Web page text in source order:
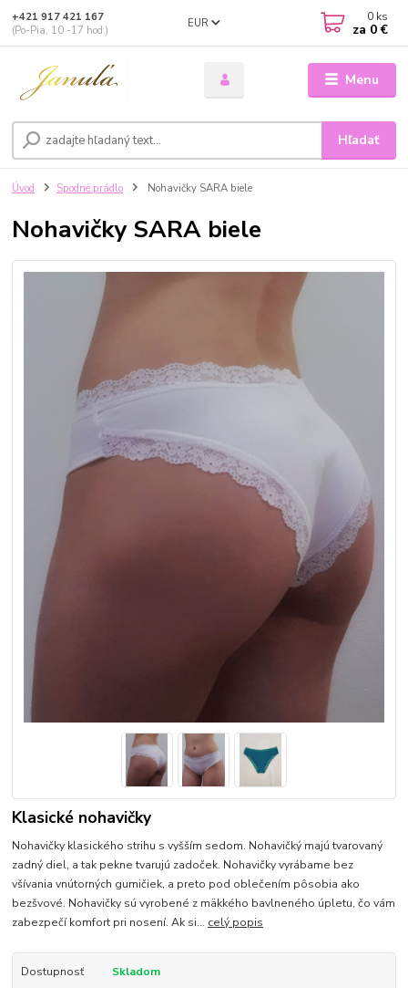
Menu
EUR
Hľadať
+421 917 421 167
(Po-Pia, 10 -17 hod.)
0 ks
za 0 €
Úvod Spodné prádlo Nohavičky SARA biele
Nohavičky SARA biele
Klasické nohavičky
Nohavičky klasického strihu s vyšším sedom. Nohavičký majú tvarovaný
zadný diel, a tak pekne tvarujú zadoček. Nohavičky vyrábame bez
všívania vnútorných gumičiek, a preto pod oblečením pôsobia ako
bezšvové. Nohavičky sú vyrobené z mäkkého bavlneného úpletu, čo vám
zabezpečí komfort pri nosení. Ak si... celý popis
Dostupnosť
Skladom